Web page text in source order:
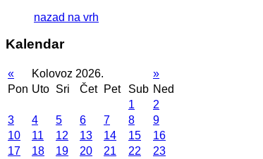
nazad na vrh
Kalendar
« Kolovoz 2026.
»
Pon Uto Sri Čet Pet Sub Ned
1
2
3
4 5 6 7 8
9
10
11 12 13 14 15
16
17
18 19 20 21 22
23